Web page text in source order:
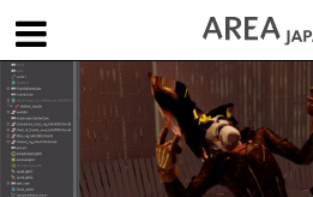
体験版で始める 学生向け無償
About us | フォーラム | お問